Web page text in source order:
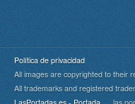
Política de privacidad
All images are copyrighted to their
All trademarks and registered